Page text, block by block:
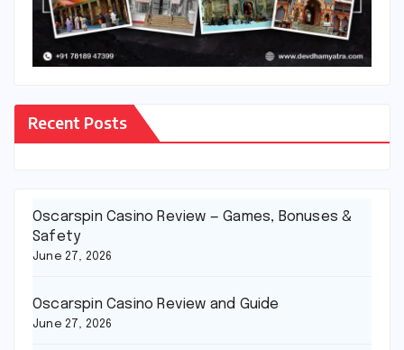
Recent Posts
Oscarspin Casino Review — Games, Bonuses &
Safety
June 27, 2026
Oscarspin Casino Review and Guide
June 27, 2026